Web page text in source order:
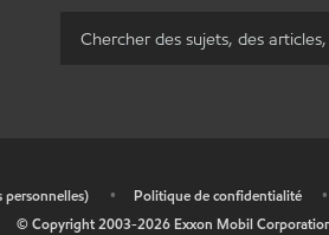
personnelles) • Politique de confidentialité •
© Copyright 2003-2026 Exxon Mobil